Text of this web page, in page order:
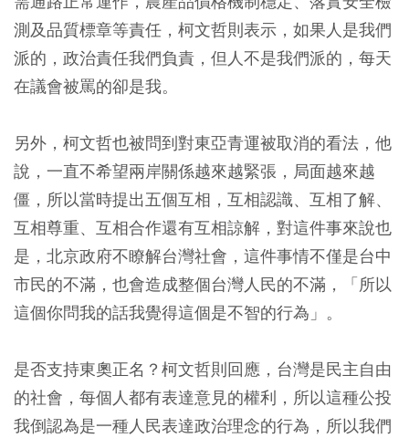
測及品質標章等責任，柯文哲則表示，如果人是我們
派的，政治責任我們負責，但人不是我們派的，每天
在議會被罵的卻是我。
另外，柯文哲也被問到對東亞青運被取消的看法，他
說，一直不希望兩岸關係越來越緊張，局面越來越
僵，所以當時提出五個互相，互相認識、互相了解、
互相尊重、互相合作還有互相諒解，對這件事來說也
是，北京政府不瞭解台灣社會，這件事情不僅是台中
市民的不滿，也會造成整個台灣人民的不滿，「所以
這個你問我的話我覺得這個是不智的行為」。
是否支持東奧正名？柯文哲則回應，台灣是民主自由
的社會，每個人都有表達意見的權利，所以這種公投
我倒認為是一種人民表達政治理念的行為，所以我們